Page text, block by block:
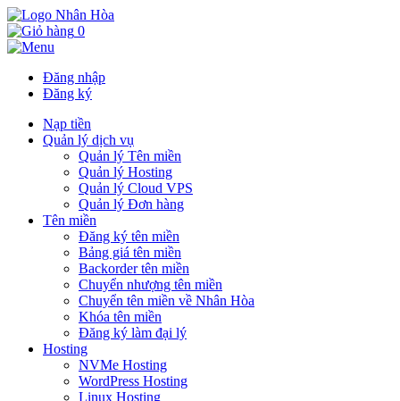
0
Đăng nhập
Đăng ký
Nạp tiền
Quản lý dịch vụ
Quản lý Tên miền
Quản lý Hosting
Quản lý Cloud VPS
Quản lý Đơn hàng
Tên miền
Đăng ký tên miền
Bảng giá tên miền
Backorder tên miền
Chuyển nhượng tên miền
Chuyển tên miền về Nhân Hòa
Khóa tên miền
Đăng ký làm đại lý
Hosting
NVMe Hosting
WordPress Hosting
Linux Hosting